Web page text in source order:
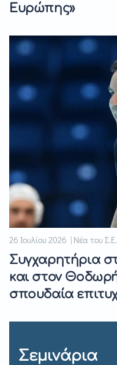
Ευρώπης»
26 Ιουλίου 2026 | Νέα του
Συγχαρητήρια
και στον
σπουδαία
Σεμινάρια